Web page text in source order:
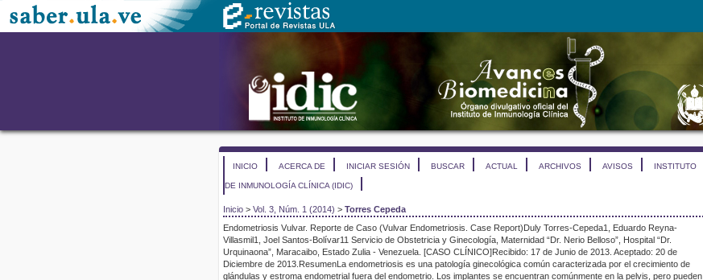
INICIO ACERCA DE INICIAR SESIÓN BUSCAR ACTUAL ARCHIVOS AVISOS INSTITUTO
DE INMUNOLOGÍA CLÍNICA (IDIC)
Inicio > Vol. 3, Núm. 1 (2014) > Torres Cepeda
Endometriosis Vulvar. Reporte de Caso (Vulvar Endometriosis. Case Report)Duly Torres-Cepeda1
Eduardo Reyna-
Villasmil1 Joel Santos-Bolívar11 Servicio de Obstetricia y Ginecología, Maternidad “Dr. Nerio Belloso”, Hospital “Dr.
Urquinaona”, Maracaibo, Estado Zulia - Venezuela. [CASO CLÍNICO]Recibido: 17 de Junio de 2013 Aceptado: 20 de
Diciembre de 2013 ResumenLa endometriosis es una patología ginecológica común caracterizada por el crecimiento de
glándulas y estroma endometrial fuera del endometrio. Los implantes se encuentran comúnmente en la pelvis pero pueden